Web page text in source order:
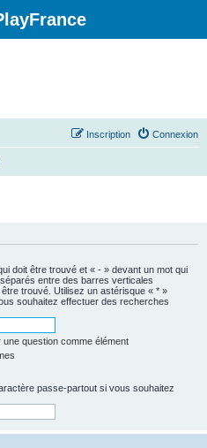
Connexion
Inscription
doit être trouvé et « - » devant un mot qui
entre des barres verticales
trouvé. Utilisez un astérisque « * »
souhaitez effectuer des recherches
question comme élément
passe-partout si vous souhaitez